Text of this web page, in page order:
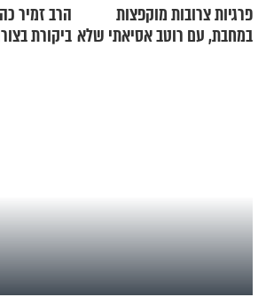
פרגיות צרובות מוקפצות
במחבת, עם רוטב אסיאתי שלא
הרב זמיר
ביקורת